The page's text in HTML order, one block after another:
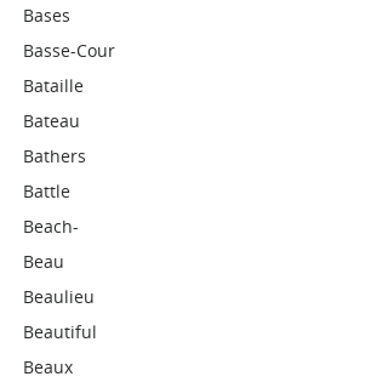
Bases
Basse-Cour
Bataille
Bateau
Bathers
Battle
Beach-
Beau
Beaulieu
Beautiful
Beaux